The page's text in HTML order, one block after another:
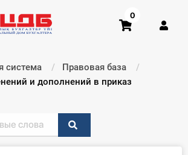
0
система
Правовая база
и дополнений в приказ